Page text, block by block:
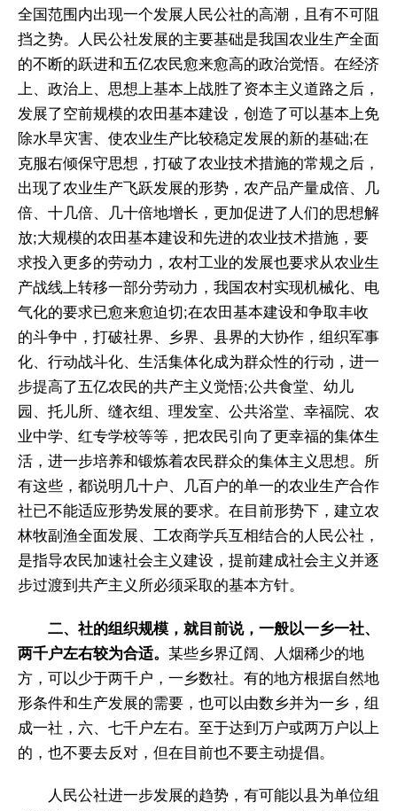
全国范围内出现一个发展人民公社的高潮，且有不可阻
挡之势。人民公社发展的主要基础是我国农业生产全面
的不断的跃进和五亿农民愈来愈高的政治觉悟。在经济
上、政治上、思想上基本上战胜了资本主义道路之后，
发展了空前规模的农田基本建设，创造了可以基本上免
除水旱灾害、使农业生产比较稳定发展的新的基础;在
克服右倾保守思想，打破了农业技术措施的常规之后，
出现了农业生产飞跃发展的形势，农产品产量成倍、几
倍、十几倍、几十倍地增长，更加促进了人们的思想解
放;大规模的农田基本建设和先进的农业技术措施，要
求投入更多的劳动力，农村工业的发展也要求从农业生
产战线上转移一部分劳动力，我国农村实现机械化、电
气化的要求已愈来愈迫切;在农田基本建设和争取丰收
的斗争中，打破社界、乡界、县界的大协作，组织军事
化、行动战斗化、生活集体化成为群众性的行动，进一
步提高了五亿农民的共产主义觉悟;公共食堂、幼儿
园、托儿所、缝衣组、理发室、公共浴堂、幸福院、农
业中学、红专学校等等，把农民引向了更幸福的集体生
活，进一步培养和锻炼着农民群众的集体主义思想。所
有这些，都说明几十户、几百户的单一的农业生产合作
社已不能适应形势发展的要求。在目前形势下，建立农
林牧副渔全面发展、工农商学兵互相结合的人民公社，
是指导农民加速社会主义建设，提前建成社会主义并逐
步过渡到共产主义所必须采取的基本方针。
二、社的组织规模，就目前说，一般以一乡一社、
两千户左右较为合适。 某些乡界辽阔、人烟稀少的地
方，可以少于两千户，一乡数社。有的地方根据自然地
形条件和生产发展的需要，也可以由数乡并为一乡，组
成一社，六、七千户左右。至于达到万户或两万户以上
的，也不要去反对，但在目前也不要主动提倡。
人民公社进一步发展的趋势，有可能以县为单位组